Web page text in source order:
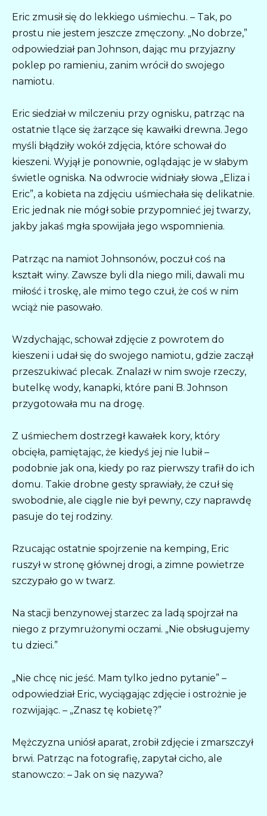
Eric zmusił się do lekkiego uśmiechu. – Tak, po
prostu nie jestem jeszcze zmęczony. „No dobrze,”
odpowiedział pan Johnson, dając mu przyjazny
poklep po ramieniu, zanim wrócił do swojego
namiotu.
Eric siedział w milczeniu przy ognisku, patrząc na
ostatnie tlące się żarzące się kawałki drewna. Jego
myśli błądziły wokół zdjęcia, które schował do
kieszeni. Wyjął je ponownie, oglądając je w słabym
świetle ogniska. Na odwrocie widniały słowa „Eliza i
Eric”, a kobieta na zdjęciu uśmiechała się delikatnie.
Eric jednak nie mógł sobie przypomnieć jej twarzy,
jakby jakaś mgła spowijała jego wspomnienia.
Patrząc na namiot Johnsonów, poczuł coś na
kształt winy. Zawsze byli dla niego mili, dawali mu
miłość i troskę, ale mimo tego czuł, że coś w nim
wciąż nie pasowało.
Wzdychając, schował zdjęcie z powrotem do
kieszeni i udał się do swojego namiotu, gdzie zaczął
przeszukiwać plecak. Znalazł w nim swoje rzeczy,
butelkę wody, kanapki, które pani B. Johnson
przygotowała mu na drogę.
Z uśmiechem dostrzegł kawałek kory, który
obcięła, pamiętając, że kiedyś jej nie lubił –
podobnie jak ona, kiedy po raz pierwszy trafił do ich
domu. Takie drobne gesty sprawiały, że czuł się
swobodnie, ale ciągle nie był pewny, czy naprawdę
pasuje do tej rodziny.
Rzucając ostatnie spojrzenie na kemping, Eric
ruszył w stronę głównej drogi, a zimne powietrze
szczypało go w twarz.
Na stacji benzynowej starzec za ladą spojrzał na
niego z przymrużonymi oczami. „Nie obsługujemy
tu dzieci.”
„Nie chcę nic jeść. Mam tylko jedno pytanie” –
odpowiedział Eric, wyciągając zdjęcie i ostrożnie je
rozwijając. – „Znasz tę kobietę?”
Mężczyzna uniósł aparat, zrobił zdjęcie i zmarszczył
brwi. Patrząc na fotografię, zapytał cicho, ale
stanowczo: – Jak on się nazywa?